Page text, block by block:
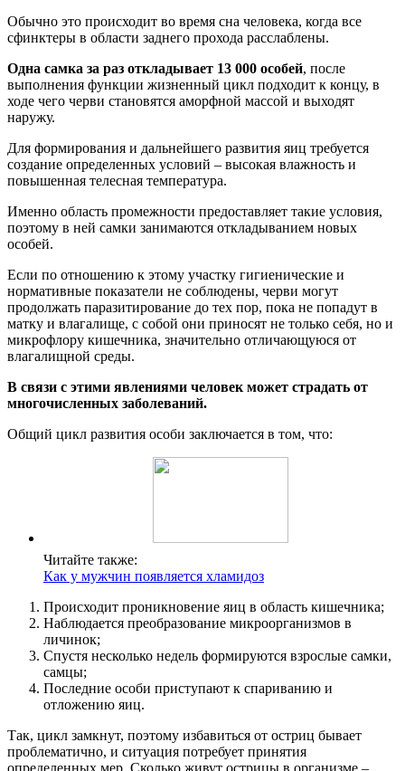
Обычно это происходит во время сна человека, когда все
сфинктеры в области заднего прохода расслаблены.
Одна самка за раз откладывает 13 000 особей, после
выполнения функции жизненный цикл подходит к концу, в
ходе чего черви становятся аморфной массой и выходят
наружу.
Для формирования и дальнейшего развития яиц требуется
создание определенных условий – высокая влажность и
повышенная телесная температура.
Именно область промежности предоставляет такие условия,
поэтому в ней самки занимаются откладыванием новых
особей.
Если по отношению к этому участку гигиенические и
нормативные показатели не соблюдены, черви могут
продолжать паразитирование до тех пор, пока не попадут в
матку и влагалище, с собой они приносят не только себя, но и
микрофлору кишечника, значительно отличающуюся от
влагалищной среды.
В связи с этими явлениями человек может страдать от
многочисленных заболеваний.
Общий цикл развития особи заключается в том, что:
Читайте также:
Как у мужчин появляется хламидоз
Происходит проникновение яиц в область кишечника;
Наблюдается преобразование микроорганизмов в
личинок;
Спустя несколько недель формируются взрослые самки,
самцы;
Последние особи приступают к спариванию и
отложению яиц.
Так, цикл замкнут, поэтому избавиться от остриц бывает
проблематично, и ситуация потребует принятия